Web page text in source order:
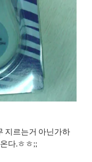
지르는거 아닌가하
다.ㅎㅎ;;